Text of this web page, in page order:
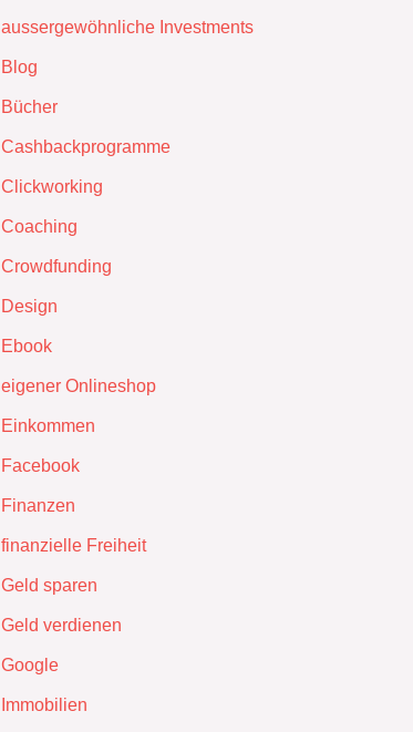
aussergewöhnliche Investments
Blog
Bücher
Cashbackprogramme
Clickworking
Coaching
Crowdfunding
Design
Ebook
eigener Onlineshop
Einkommen
Facebook
Finanzen
finanzielle Freiheit
Geld sparen
Geld verdienen
Google
Immobilien